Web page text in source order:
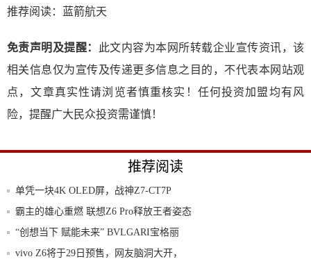
推荐阅读： 蓝箭航天
免责声明及提醒：
此文内容为本网所转载企业宣传资讯，该
相关信息仅为宣传及传递更多信息之目的，不代表本网站观
点，文章真实性请浏览者慎重核实！任何投资加盟均有风
险，提醒广大民众投资需谨慎！
推荐阅读
单凭一块4K OLED屏，战神Z7-CT7P
霸主的雄心重燃 联想Z6 Pro释放王者姿态
“创想当下 赋能未来” BVLGARI宝格丽
vivo Z6将于29日预售，网友脑洞大开，